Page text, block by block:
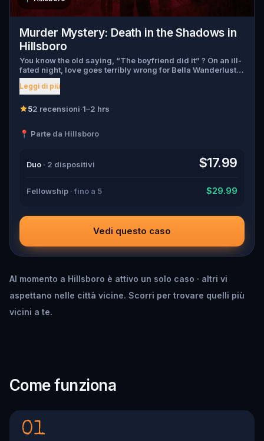
Murder Mystery: Death in the Shadows in
Hillsboro
You know the old saying, “The boyfriend did it” ? On an ill-
fated night, love goes terribly wrong for Bella Wanderlust
and Walter Bridges . Bella, a famous travel blogger, was
found dead during a ghost tour led by the theatrical Percy
Walter, the obsessed boyfriend? Percy, the ghost tour
suspects, and expose the real murderer before they strike
Leggi di più
52 recensioni·1–2 hrs
📍 Parte da Hillsboro
Duo · 2 dispositivi $17.99
Fellowship · fino a 5 $29.99
Vedi questo caso
Al momento a Hillsboro è attivo un solo caso · altri vi
aspettano nelle città vicine. Scorri per trovare quelli più
vicini a te.
Come funziona
01